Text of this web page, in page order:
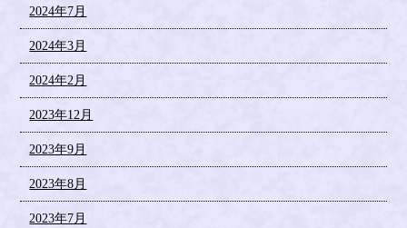
2024年7月
2024年3月
2024年2月
2023年12月
2023年9月
2023年8月
2023年7月